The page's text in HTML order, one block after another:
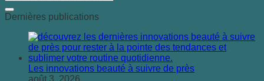
Dernières publications
Les innovations beauté à suivre de près